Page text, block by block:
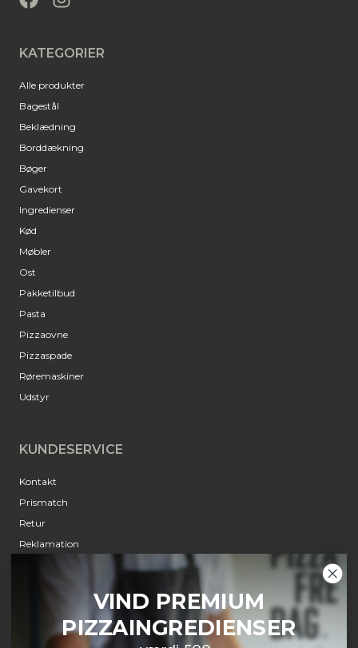
KATEGORIER
Alle produkter
Bagestål
Beklædning
Borddækning
Bøger
Gavekort
Ingredienser
Kød
Møbler
Ost
Pakketilbud
Pasta
Pizzaovne
Pizzaspade
Røremaskiner
Udstyr
KUNDESERVICE
Kontakt
Prismatch
Retur
Reklamation
INFORMATION
VIND PREMIUM
PIZZAINGREDIENSER